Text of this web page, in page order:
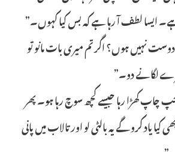
ایسا لطف آ رہا ہے کہ بس کیا کہوں۔”
دوست نہیں ہوں؟ اگر تم میری بات مانو تو
لگانے دو۔”
کھڑا رہا جیسے کچھ سوچ رہا ہو۔ پھر
یاد کرو گے یہ بالٹی لو اور تالاب میں پانی